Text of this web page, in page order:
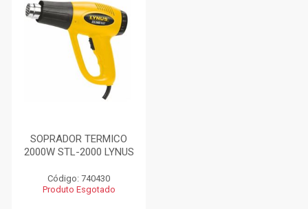
SOPRADOR TERMICO
2000W STL-2000 LYNUS
Código: 740430
Produto Esgotado